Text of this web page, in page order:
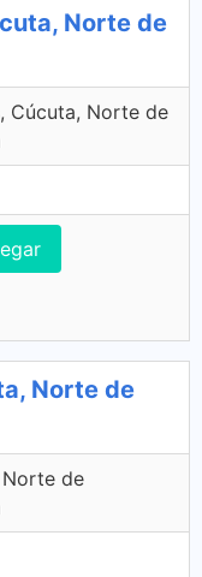
Norte de
Cúcuta, Norte de
Norte de
de